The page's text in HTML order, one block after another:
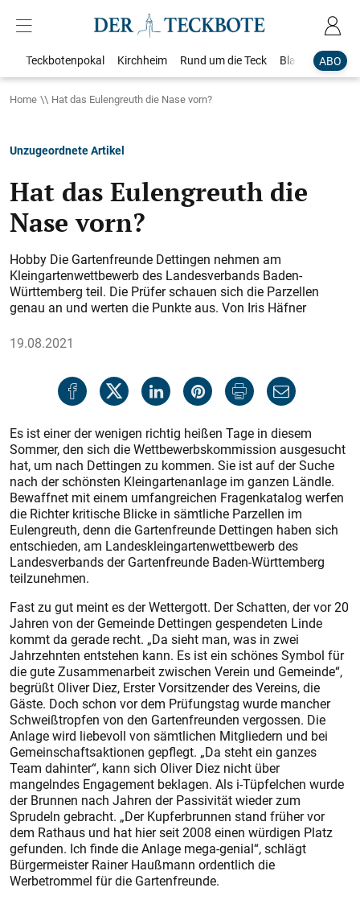
ABO
Teckbotenpokal Kirchheim Rund um die Teck Blaulicht
Home Hat das Eulengreuth die Nase vorn?
Unzugeordnete Artikel
Hat das Eulengreuth die
Nase vorn?
Hobby Die Gartenfreunde Dettingen nehmen am
Kleingartenwettbewerb des Landesverbands Baden-
Württemberg teil. Die Prüfer schauen sich die Parzellen
genau an und werten die Punkte aus. Von Iris Häfner
19.08.2021
Es ist einer der wenigen richtig heißen Tage in diesem
Sommer, den sich die Wettbewerbskommission ausgesucht
hat, um nach Dettingen zu kommen. Sie ist auf der Suche
nach der schönsten Kleingartenanlage im ganzen Ländle.
Bewaffnet mit einem umfangreichen Fragenkatalog werfen
die Richter kritische Blicke in sämtliche Parzellen im
Eulengreuth, denn die Gartenfreunde Dettingen haben sich
entschieden, am Landeskleingartenwettbewerb des
Landesverbands der Gartenfreunde Baden-Württemberg
teilzunehmen.
Fast zu gut meint es der Wettergott. Der Schatten, der vor 20
Jahren von der Gemeinde Dettingen gespendeten Linde
kommt da gerade recht. „Da sieht man, was in zwei
Jahrzehnten entstehen kann. Es ist ein schönes Symbol für
die gute Zusammenarbeit zwischen Verein und Gemeinde“,
begrüßt Oliver Diez, Erster Vorsitzender des Vereins, die
Gäste. Doch schon vor dem Prüfungstag wurde mancher
Schweißtropfen von den Gartenfreunden vergossen. Die
Anlage wird liebevoll von sämtlichen Mitgliedern und bei
Gemeinschaftsaktionen gepflegt. „Da steht ein ganzes
Team dahinter“, kann sich Oliver Diez nicht über
mangelndes Engagement beklagen. Als i-Tüpfelchen wurde
der Brunnen nach Jahren der Passivität wieder zum
Sprudeln gebracht. „Der Kupferbrunnen stand früher vor
dem Rathaus und hat hier seit 2008 einen würdigen Platz
gefunden. Ich finde die Anlage mega-genial“, schlägt
Bürgermeister Rainer Haußmann ordentlich die
Werbetrommel für die Gartenfreunde.